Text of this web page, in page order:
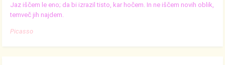
Jaz iščem le eno; da bi izrazil tisto, kar hočem. In ne iščem novih oblik,
temveč jih najdem.
Picasso